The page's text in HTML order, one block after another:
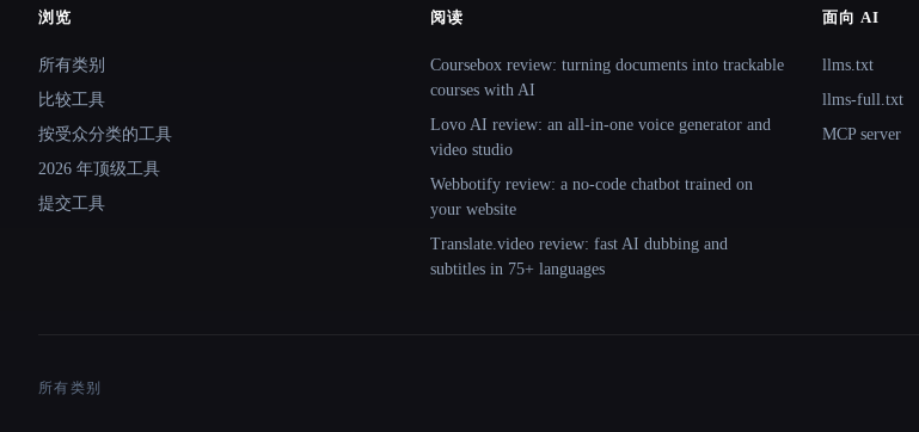
Site navigation
浏览
所有类别
比较工具
按受众分类的工具
2026 年顶级工具
提交工具
阅读
Coursebox review: turning documents into trackable
courses with AI
Lovo AI review: an all-in-one voice generator and
video studio
Webbotify review: a no-code chatbot trained on
your website
Translate.video review: fast AI dubbing and
subtitles in 75+ languages
面向 AI
llms.txt
llms-full.txt
MCP server
所有类别